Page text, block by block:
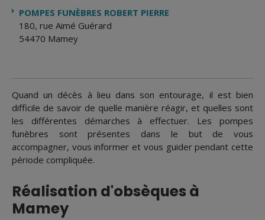
Quand un décès à lieu dans son entourage, il est bien
difficile de savoir de quelle manière réagir, et quelles sont
les différentes démarches à effectuer. Les pompes
funèbres sont présentes dans le but de vous
accompagner, vous informer et vous guider pendant cette
période compliquée.
Réalisation d'obsèques à
Mamey
POMPES FUNÈBRES ROBERT PIERRE
180, rue Aimé Guérard
54470 Mamey